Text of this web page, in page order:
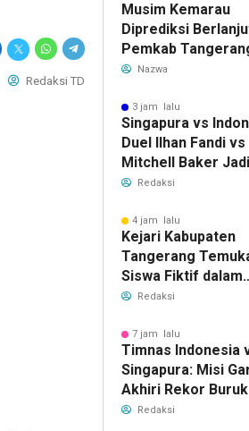
Redaksi TD
Musim Kemarau
Diprediksi
Pemkab
Siapkan Langkah
Bersih
Nazwa
3 jam lalu
Singapura vs
Duel Ilhan Fandi vs
Mitchell Baker Jadi
Sorotan di Piala AFF
Redaksi
4 jam lalu
Kejari Kabupaten
Tangerang
Siswa Fiktif dalam
Penyidikan Dana
Redaksi
7 jam lalu
Timnas Indonesia
Singapura: Misi
Akhiri Rekor Buruk
Tiket Semifinal
Redaksi